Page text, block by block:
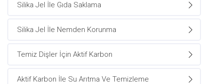
Silika Jel İle Gıda Saklama
Silika Jel İle Nemden Korunma
Temiz Dişler İçin Aktif Karbon
Aktif Karbon İle Su Arıtma Ve Temizleme